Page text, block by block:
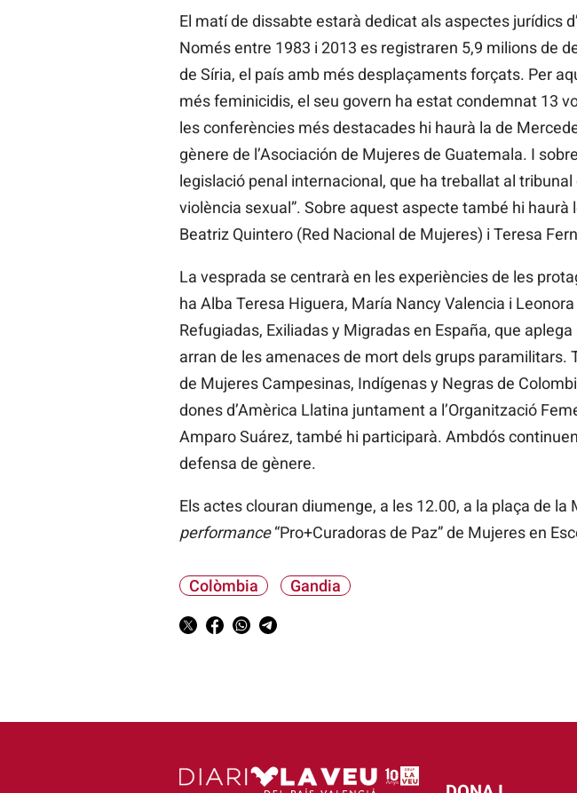
El matí de dissabte estarà dedicat als aspectes jurídics
Només entre 1983 i 2013 es registraren 5,9 milions de
de Síria, el país amb més desplaçaments forçats. Per
més feminicidis, el seu govern ha estat condemnat 13
les conferències més destacades hi haurà la de
gènere de l’Asociación de Mujeres de Guatemala. I
legislació penal internacional, que ha treballat al
violència sexual”. Sobre aquest aspecte també hi
Beatriz Quintero (Red Nacional de Mujeres) i Teresa
La vesprada se centrarà en les experiències de les
ha Alba Teresa Higuera, María Nancy Valencia i
Refugiadas, Exiliadas y Migradas en España, que
arran de les amenaces de mort dels grups paramilitars.
de Mujeres Campesinas, Indígenas y Negras de
dones d’Amèrica Llatina juntament a l’Organització
Amparo Suárez, també hi participarà. Ambdós
defensa de gènere.
Els actes clouran diumenge, a les 12.00, a la plaça de
performance“Pro+Curadoras de Paz” de Mujeres en
Colòmbia Gandia